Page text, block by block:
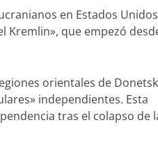
en Estados Unidos
que empezó
orientales de
independientes. Esta
tras el colapso de